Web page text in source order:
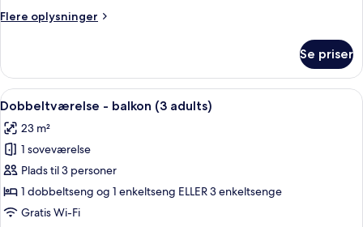
Flere oplysninger
Flere
-
balkon
Se priser
Indlæs
alle
billeder
af
Dobbeltværelse
-
balkon
Et hotelværelse med en stor seng,
10
Dobbeltværelse - balkon (3 adults)
23 m²
1 soveværelse
Plads til 3 personer
1 dobbeltseng og 1 enkeltseng ELLER 3 enkeltsenge
Gratis Wi-Fi